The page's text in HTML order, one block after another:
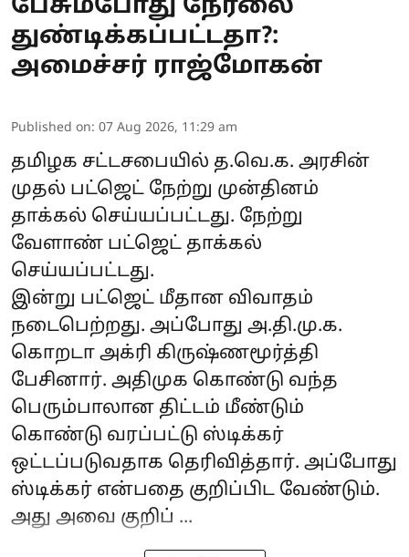
பேசும்போது நேரலை
துண்டிக்கப்பட்டதா?:
அமைச்சர் ராஜ்மோகன்
Published on: 07 Aug 2026, 11:29 am
தமிழக சட்டசபையில் த.வெ.க. அரசின்
முதல் பட்ஜெட் நேற்று முன்தினம்
தாக்கல் செய்யப்பட்டது. நேற்று
வேளாண் பட்ஜெட் தாக்கல்
செய்யப்பட்டது.
இன்று பட்ஜெட் மீதான விவாதம்
நடைபெற்றது. அப்போது அ.தி.மு.க.
கொறடா அக்ரி கிருஷ்ணமூர்த்தி
பேசினார். அதிமுக கொண்டு வந்த
பெரும்பாலான திட்டம் மீண்டும்
கொண்டு வரப்பட்டு ஸ்டிக்கர்
ஒட்டப்படுவதாக தெரிவித்தார். அப்போது
ஸ்டிக்கர் என்பதை குறிப்பிட வேண்டும்.
அது அவை குறிப் ...